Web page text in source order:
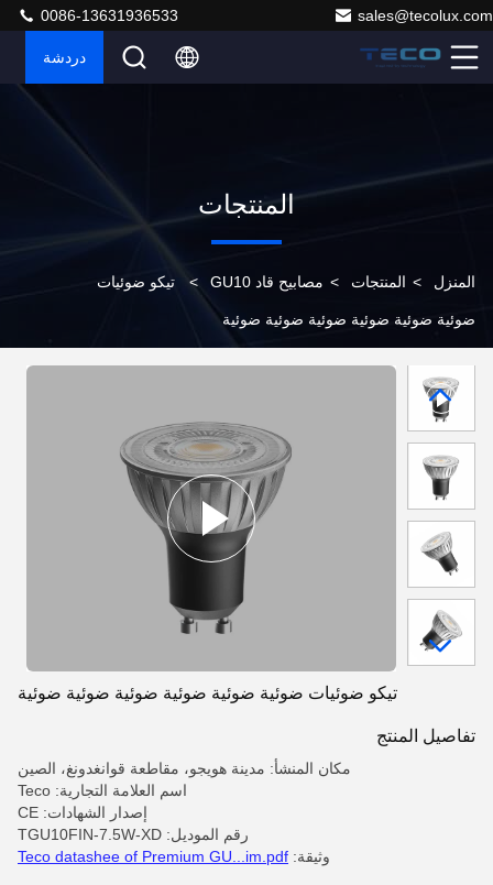
sales@tecolux.com
0086-13631936533
دردشة
المنتجات
المنزل > المنتجات > مصابيح قاد GU10 > تيكو ضوئيات
ضوئية ضوئية ضوئية ضوئية ضوئية ضوئية
تيكو ضوئيات ضوئية ضوئية ضوئية ضوئية ضوئية ضوئية
تفاصيل المنتج
مكان المنشأ: مدينة هويجو، مقاطعة قوانغدونغ، الصين
اسم العلامة التجارية: Teco
إصدار الشهادات: CE
رقم الموديل: TGU10FIN-7.5W-XD
وثيقة: Teco datashee of Premium GU...im.pdf